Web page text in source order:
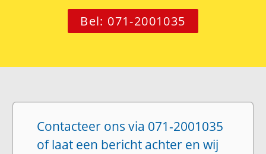
Bel: 071-2001035
Contacteer ons via 071-2001035
of laat een bericht achter en wij